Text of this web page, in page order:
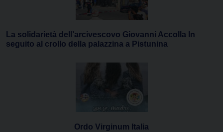
La solidarietà dell’arcivescovo Giovanni Accolla In
seguito al crollo della palazzina a Pistunina
Ordo Virginum Italia